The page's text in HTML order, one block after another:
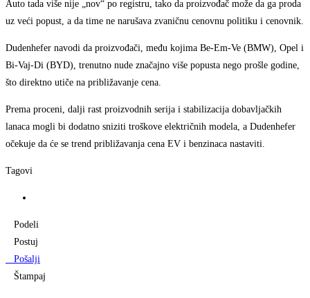
Auto tada više nije „nov“ po registru, tako da proizvođač može da ga proda
uz veći popust, a da time ne narušava zvaničnu cenovnu politiku i cenovnik.
Dudenhefer navodi da proizvođači, među kojima Be-Em-Ve (BMW), Opel i
Bi-Vaj-Di (BYD), trenutno nude značajno više popusta nego prošle godine,
što direktno utiče na približavanje cena.
Prema proceni, dalji rast proizvodnih serija i stabilizacija dobavljačkih
lanaca mogli bi dodatno sniziti troškove električnih modela, a Dudenhefer
očekuje da će se trend približavanja cena EV i benzinaca nastaviti.
Tagovi
Podeli
Postuj
Pošalji
Štampaj